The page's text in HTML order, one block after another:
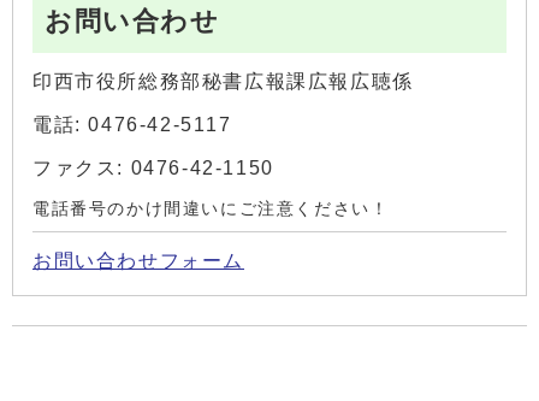
お問い合わせ
印西市役所総務部秘書広報課広報広聴係
電話: 0476-42-5117
ファクス: 0476-42-1150
電話番号のかけ間違いにご注意ください！
お問い合わせフォーム